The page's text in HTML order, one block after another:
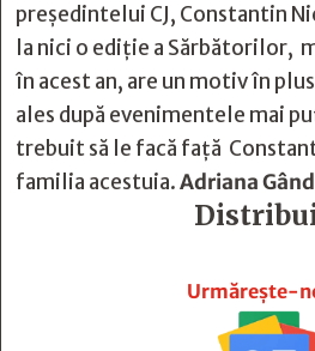
președintelui CJ, Constantin
la nici o ediție a Sărbătorilor,
în acest an, are un motiv în
ales după evenimentele mai
trebuit să le facă față
familia acestuia.Adriana
Urmărește-